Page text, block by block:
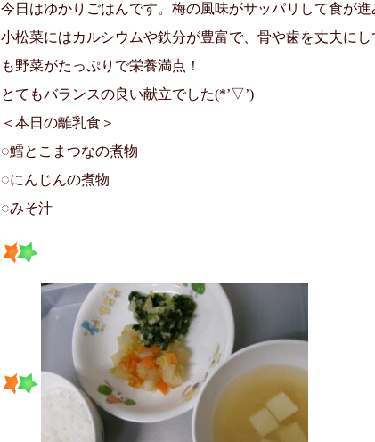
今日はゆかりごはんです。梅の風味がサッパリして食が
小松菜にはカルシウムや鉄分が豊富で、骨や歯を丈夫に
も野菜がたっぷりで栄養満点！
とてもバランスの良い献立でした(*’▽’)
＜本日の離乳食＞
◌鱈とこまつなの煮物
◌にんじんの煮物
◌みそ汁